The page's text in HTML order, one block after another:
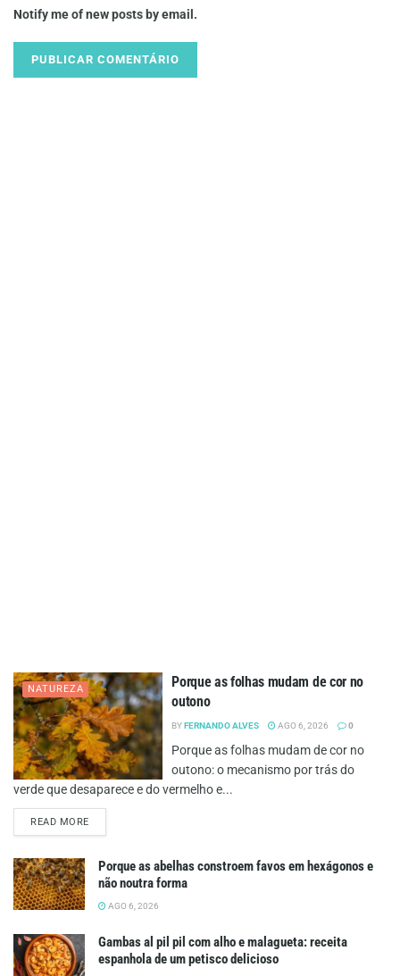
Notify me of new posts by email.
NATUREZA
Porque as folhas mudam de cor no
outono
BY FERNANDO ALVES AGO 6, 2026 0
Porque as folhas mudam de cor no
outono: o mecanismo por trás do
verde que desaparece e do vermelho e...
READ MOREDETAILS
Porque as abelhas constroem favos em hexágonos e
não noutra forma
AGO 6, 2026
Gambas al pil pil com alho e malagueta: receita
espanhola de um petisco delicioso